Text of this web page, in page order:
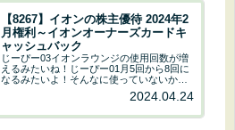
【8267】イオンの株主優待 2024年2
月権利～イオンオーナーズカードキ
ャッシュバック
じーぴー03イオンラウンジの使用回数が増
えるみたいね！じーぴー01月5回から8回に
なるみたいよ！そんなに使っていないから
関係なさそうです^^;株主優待予想配当金予
想配当利回りイオンオーナーズカードキャ
2024.04.24